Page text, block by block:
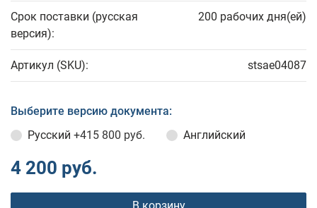
Срок поставки (русская
версия):
200 рабочих дня(ей)
Артикул (SKU): stsae04087
Выберите версию документа:
Русский +415 800 руб. Английский
4 200 руб.